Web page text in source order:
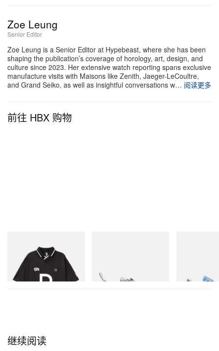
Zoe Leung
Senior Editor
Zoe Leung is a Senior Editor at Hypebeast, where she has been
shaping the publication’s coverage of horology, art, design, and
culture since 2023. Her extensive watch reporting spans exclusive
manufacture visits with Maisons like Zenith, Jaeger-LeCoultre,
and Grand Seiko, as well as insightful conversations w… 阅读更多
前往 HBX 购物
Billionaire Boys Club X Initial
D Game Shirt
立刻购入
立刻购入
继续阅读